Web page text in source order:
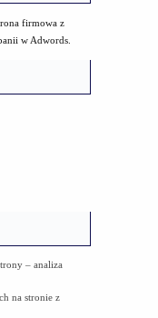
firmowa z
w Adwords.
– analiza
na stronie z